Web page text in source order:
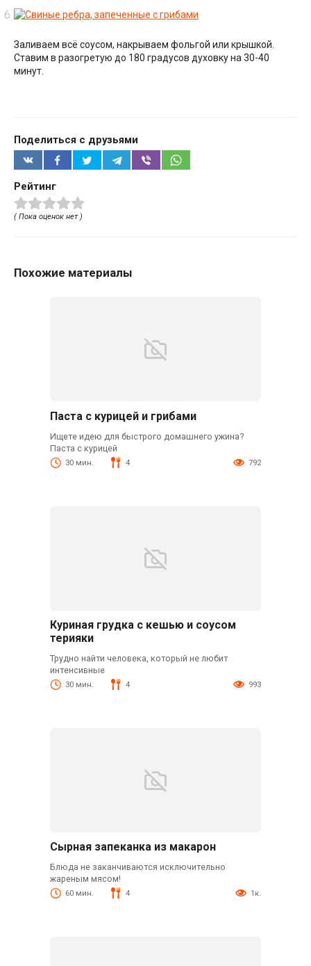
Заливаем всё соусом, накрываем фольгой или крышкой.
Ставим в разогретую до 180 градусов духовку на 30-40
минут.
Поделиться с друзьями
Рейтинг
( Пока оценок нет )
Похожие материалы
Паста с курицей и грибами
Ищете идею для быстрого домашнего ужина?
Паста с курицей
30 мин. 4 792
Куриная грудка с кешью и соусом
терияки
Трудно найти человека, который не любит
интенсивные
30 мин. 4 993
Сырная запеканка из макарон
Блюда не заканчиваются исключительно
жареным мясом!
60 мин. 4 1к.